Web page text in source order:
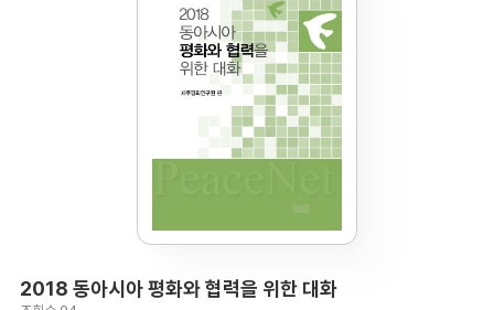
2018 동아시아 평화와 협력을 위한 대화